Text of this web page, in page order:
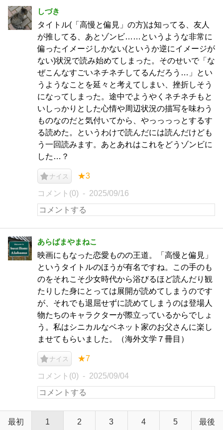
しづき
タイトル(「高慢と偏見」の方)は知ってる、友人
が推してる、あとゾンビ……というような非常に
偏ったイメージしかない(というか逆にイメージが
ない)状況で読み始めてしまった。そのせいで「な
ぜこんなすごいネチネチしてるんだろう…」とい
うようなことを延々と考えてしまい、挫折しそう
になってしまった。途中でようやくネチネチもと
いしっかりとした心情や周辺状況の描写を味わう
ものなのだと気付いてから、やっっっっとするす
る読めた。というわけで読んだには読んだけども
う一回読みます。あとあれはこれをどうゾンビに
した…？
ナイス ★3
コメント(0) 2025/09/16
あらばまやまねこ
映画にもなった恋愛ものの王道。「高慢と偏見」
というタイトルのほうが有名ですね。この手のも
のをそれこそ少女時代から浴びるほど読んだり観
たりした身にとっては展開が読めてしまうのです
が、それでも退屈せずに読めてしまうのは登場人
物たちのキャラクターが際立っているからでしょ
う。私はシニカルなベネット家のお父さんに楽し
ませてもらいました。（海外文学７冊目）
ナイス ★7
コメント(0) 2025/09/04
最初 1 2 3 4 5 最後